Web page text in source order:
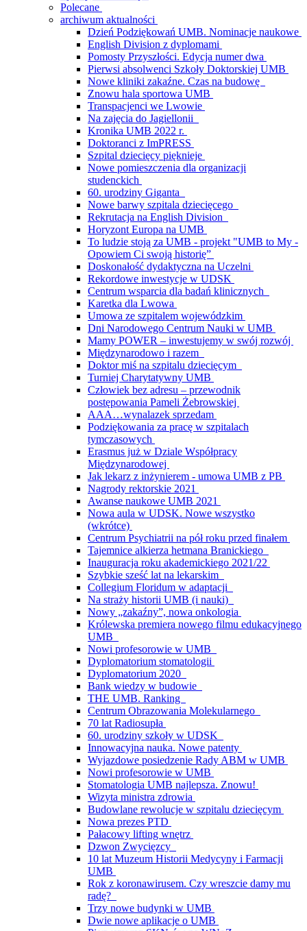
Polecane
archiwum aktualności
Dzień Podziękowań UMB. Nominacje naukowe
English Division z dyplomami
Pomosty Przyszłości. Edycja numer dwa
Pierwsi absolwenci Szkoły Doktorskiej UMB
Nowe kliniki zakaźne. Czas na budowę
Znowu hala sportowa UMB
Transpacjenci we Lwowie
Na zajęcia do Jagiellonii
Kronika UMB 2022 r.
Doktoranci z ImPRESS
Szpital dziecięcy pięknieje
Nowe pomieszczenia dla organizacji
studenckich
60. urodziny Giganta
Nowe barwy szpitala dziecięcego
Rekrutacja na English Division
Horyzont Europa na UMB
To ludzie stoją za UMB - projekt "UMB to My -
Opowiem Ci swoją historię”
Doskonałość dydaktyczna na Uczelni
Rekordowe inwestycje w UDSK
Centrum wsparcia dla badań klinicznych
Karetka dla Lwowa
Umowa ze szpitalem wojewódzkim
Dni Narodowego Centrum Nauki w UMB
Mamy POWER – inwestujemy w swój rozwój
Międzynarodowo i razem
Doktor miś na szpitalu dziecięcym
Turniej Charytatywny UMB
Człowiek bez adresu – przewodnik
postępowania Pameli Żebrowskiej
AAA…wynalazek sprzedam
Podziękowania za pracę w szpitalach
tymczasowych
Erasmus już w Dziale Współpracy
Międzynarodowej
Jak lekarz z inżynierem - umowa UMB z PB
Nagrody rektorskie 2021
Awanse naukowe UMB 2021
Nowa aula w UDSK. Nowe wszystko
(wkrótce)
Centrum Psychiatrii na pół roku przed finałem
Tajemnice alkierza hetmana Branickiego
Inauguracja roku akademickiego 2021/22
Szybkie sześć lat na lekarskim
Collegium Floridum w adaptacji
Na straży historii UMB (i nauki)
Nowy „zakaźny”, nowa onkologia
Królewska premiera nowego filmu edukacyjnego
UMB
Nowi profesorowie w UMB
Dyplomatorium stomatologii
Dyplomatorium 2020
Bank wiedzy w budowie
THE UMB. Ranking
Centrum Obrazowania Molekularnego
70 lat Radiosupła
60. urodziny szkoły w UDSK
Innowacyjna nauka. Nowe patenty
Wyjazdowe posiedzenie Rady ABM w UMB
Nowi profesorowie w UMB
Stomatologia UMB najlepsza. Znowu!
Wizyta ministra zdrowia
Budowlane rewolucje w szpitalu dziecięcym
Nowa prezes PTD
Pałacowy lifting wnętrz
Dzwon Zwycięzcy
10 lat Muzeum Historii Medycyny i Farmacji
UMB
Rok z koronawirusem. Czy wreszcie damy mu
radę?
Trzy nowe budynki w UMB
Dwie nowe aplikacje o UMB